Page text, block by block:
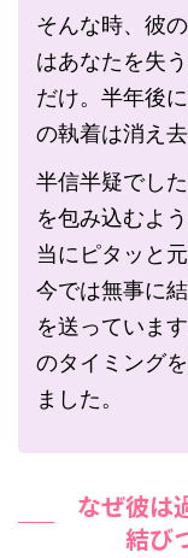
そんな時、彼
はあなたを失
だけ。半年後
の執着は消え
半信半疑でし
を包み込むよ
当にピタッと
今では無事に
を送っていま
のタイミング
ました。
なぜ彼は
結び